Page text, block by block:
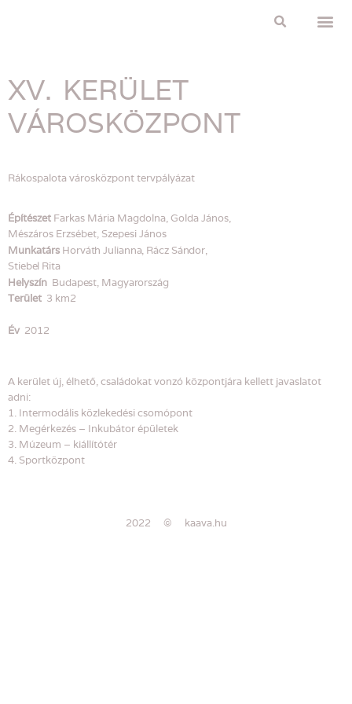
XV. KERÜLET
VÁROSKÖZPONT
Rákospalota városközpont tervpályázat
Építészet Farkas Mária Magdolna, Golda János,
Mészáros Erzsébet, Szepesi János
Munkatárs Horváth Julianna, Rácz Sándor,
Stiebel Rita
Helyszín Budapest, Magyarország
Terület 3 km2
Év 2012
A kerület új, élhető, családokat vonzó központjára kellett javaslatot
adni:
1. Intermodális közlekedési csomópont
2. Megérkezés – Inkubátor épületek
3. Múzeum – kiállítótér
4. Sportközpont
2022 © kaava.hu